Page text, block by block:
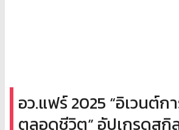
อว.แฟร์ 2025 “อิเวนต์ก
ตลอดชีวิต” อัปเกรดสกิ